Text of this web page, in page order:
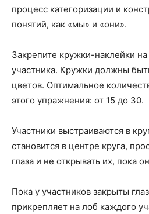
процесс категоризации и
понятий, как «мы» и «они».
Закрепите кружки-наклейки
участника. Кружки должны
цветов. Оптимальное
этого упражнения: от 15 до 30.
Участники выстраиваются в
становится в центре круга,
глаза и не открывать их, пока
Пока у участников закрыты
прикрепляет на лоб каждого